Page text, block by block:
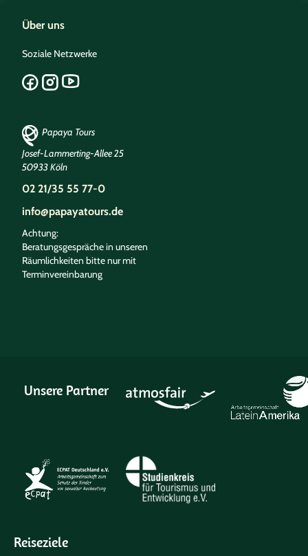
Über uns
Soziale Netzwerke
Papaya Tours
Josef-Lammerting-Allee 25
50933 Köln
02 21/35 55 77-0
info@papayatours.de
Achtung:
Beratungsgespräche in unseren
Räumlichkeiten bitte nur mit
Terminvereinbarung
Unsere Partner
Reiseziele